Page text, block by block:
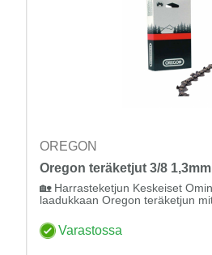
OREGON
Oregon teräketjut 3/8
🏡 Harrasteketjun Keskeiset
laadukkaan Oregon teräketjun
Varastossa